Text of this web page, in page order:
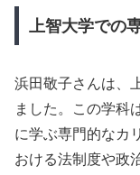
上智大学での
浜田敬子さんは、
ました。この学科
に学ぶ専門的なカ
おける法制度や政